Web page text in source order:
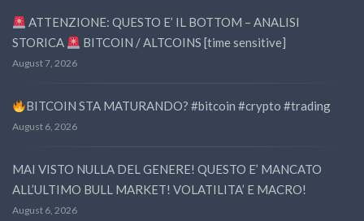
ATTENZIONE: QUESTO E’ IL BOTTOM – ANALISI
STORICA
BITCOIN / ALTCOINS [time sensitive]
August 7, 2026
BITCOIN STA MATURANDO? #bitcoin #crypto #trading
August 6, 2026
MAI VISTO NULLA DEL GENERE! QUESTO E’ MANCATO
ALL’ULTIMO BULL MARKET! VOLATILITA’ E MACRO!
August 6, 2026